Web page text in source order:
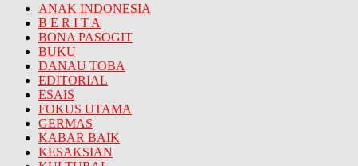
ANAK INDONESIA
B E R I T A
BONA PASOGIT
BUKU
DANAU TOBA
EDITORIAL
ESAIS
FOKUS UTAMA
GERMAS
KABAR BAIK
KESAKSIAN